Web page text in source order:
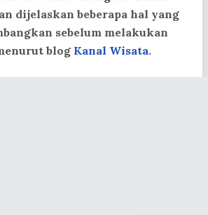
dijelaskan beberapa hal yang
sebelum melakukan
blog Kanal Wisata.